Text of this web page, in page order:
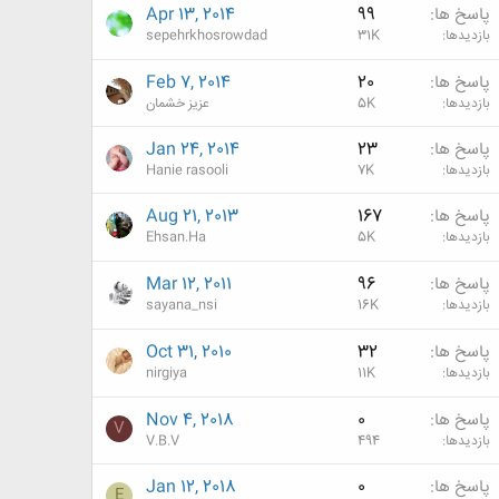
پاسخ ها 99
بازدیدها 31K
Apr 13, 2014
sepehrkhosrowdad
پاسخ ها 20
بازدیدها 5K
Feb 7, 2014
عزيز خشمان
پاسخ ها 23
بازدیدها 7K
Jan 24, 2014
Hanie rasooli
پاسخ ها 167
بازدیدها 5K
Aug 21, 2013
Ehsan.Ha
پاسخ ها 96
بازدیدها 16K
Mar 12, 2011
sayana_nsi
پاسخ ها 32
بازدیدها 11K
Oct 31, 2010
nirgiya
پاسخ ها 0
بازدیدها 494
Nov 4, 2018
V.B.V
V
پاسخ ها 0
Jan 12, 2018